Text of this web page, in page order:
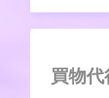
買物